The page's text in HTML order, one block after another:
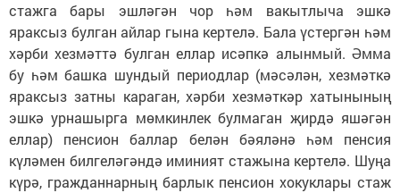
стажга бары эшләгән чор һәм вакытлыча эшкә
яраксыз булган айлар гына кертелә. Бала үстергән һәм
хәрби хезмәттә булган еллар исәпкә алынмый. Әмма
бу һәм башка шундый периодлар (мәсәлән, хезмәткә
яраксыз затны караган, хәрби хезмәткәр хатынының
эшкә урнашырга мөмкинлек булмаган җирдә яшәгән
еллар) пенсион баллар белән бәяләнә һәм пенсия
күләмен билгеләгәндә иминият стажына кертелә. Шуңа
күрә, гражданнарның барлык пенсион хокуклары стаж